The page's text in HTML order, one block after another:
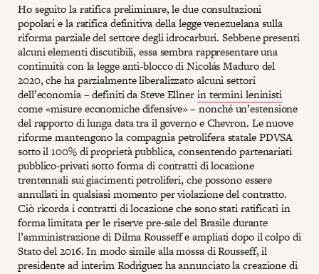
Ho seguito la ratifica preliminare, le due consultazioni
popolari e la ratifica definitiva della legge venezuelana sulla
riforma parziale del settore degli idrocarburi. Sebbene presenti
alcuni elementi discutibili, essa sembra rappresentare una
continuità con la legge anti-blocco di Nicolás Maduro del
2020, che ha parzialmente liberalizzato alcuni settori
dell’economia – definiti da Steve Ellnerin termini leninisti
come «misure economiche difensive» – nonché un’estensione
del rapporto di lunga data tra il governo e Chevron. Le nuove
riforme mantengono la compagnia petrolifera statale PDVSA
sotto il 100% di proprietà pubblica, consentendo partenariati
pubblico-privati sotto forma di contratti di locazione
trentennali sui giacimenti petroliferi, che possono essere
annullati in qualsiasi momento per violazione del contratto.
Ciò ricorda i contratti di locazione che sono stati ratificati in
forma limitata per le riserve pre-sale del Brasile durante
l’amministrazione di Dilma Rousseff e ampliati dopo il colpo di
Stato del 2016. In modo simile alla mossa di Rousseff, il
presidente ad interim Rodriguez ha annunciato la creazione di